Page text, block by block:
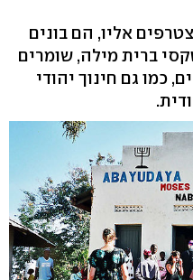
אליו, הם בונים
ברית מילה, שומרים
כמו גם חינוך יהודי